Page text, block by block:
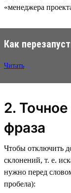
«менеджера
Как
Читать
2.
фраза
Чтобы отключить
склонений, т. е.
нужно перед
пробела):